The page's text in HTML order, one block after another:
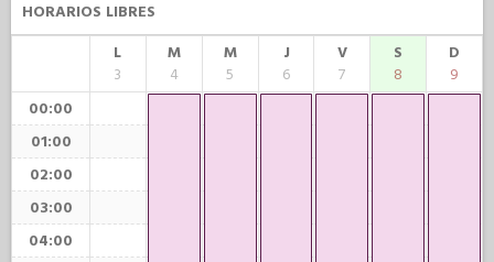
HORARIOS LIBRES
L
3
M
4
M
5
J
6
V
7
S
8
D
9
00:00
01:00
02:00
03:00
04:00